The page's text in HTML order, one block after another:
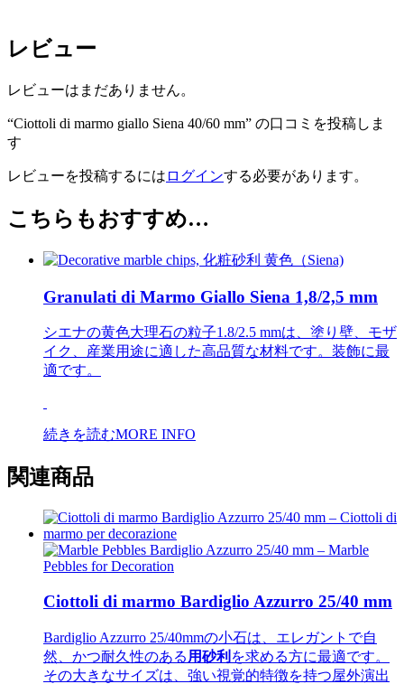
レビュー
レビューはまだありません。
“Ciottoli di marmo giallo Siena 40/60 mm” の口コミを投稿しま
す
レビューを投稿するには ログインする必要があります。
こちらもおすすめ…
Granulati di Marmo Giallo Siena 1,8/2,5 mm
シエナの黄色大理石の粒子1.8/2.5 mmは、塗り壁、モザ
イク、産業用途に適した高品質な材料です。装飾に最
適です。
続きを読むMORE INFO
関連商品
Ciottoli di marmo Bardiglio Azzurro 25/40 mm
Bardiglio Azzurro 25/40mmの小石は、エレガントで自
然、かつ耐久性のある 用砂利 を求める方に最適です。
その大きなサイズは、強い視覚的特徴を持つ屋外演出